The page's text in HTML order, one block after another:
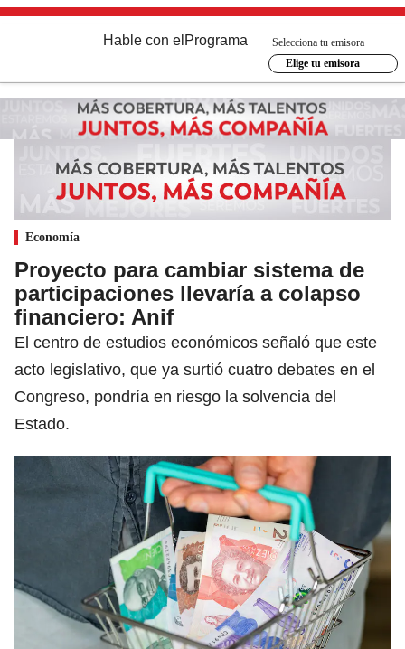
Hable con el Programa
Selecciona tu emisora
Elige tu emisora
Economía
Proyecto para cambiar sistema de
participaciones llevaría a colapso
financiero: Anif
El centro de estudios económicos señaló que este
acto legislativo, que ya surtió cuatro debates en el
Congreso, pondría en riesgo la solvencia del
Estado.